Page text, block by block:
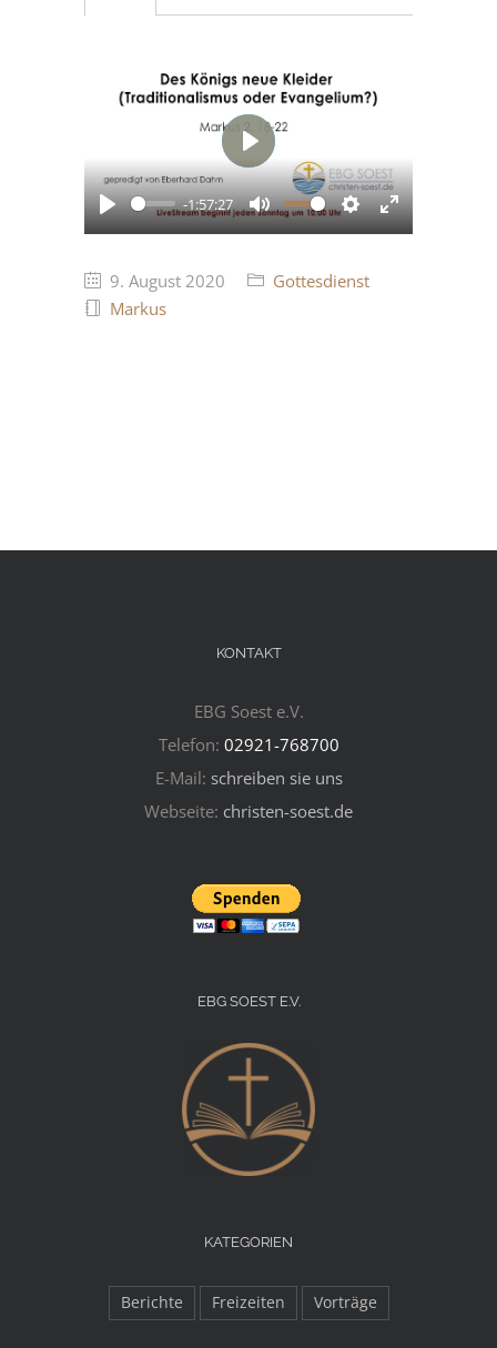
Play
-1:57:27
Mute Settings
Enter
Play
9. August 2020
Gottesdienst
Markus
KONTAKT
EBG Soest e.V.
Telefon: 02921-768700
E-Mail: schreiben sie uns
Webseite: christen-soest.de
EBG SOEST E.V.
KATEGORIEN
Berichte Freizeiten Vorträge